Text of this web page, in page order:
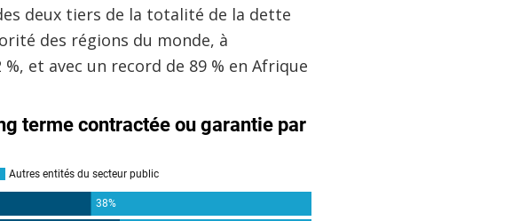
deux tiers de la totalité de la dette
des régions du monde, à
et avec un record de 89 % en Afrique